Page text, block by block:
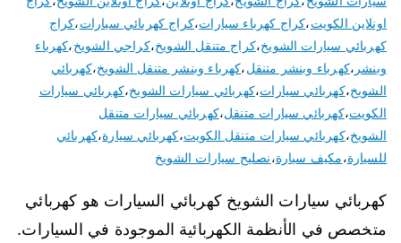
اونلاين الكويت،كراج كهرباء سيارات،كراج كهربائي سيارات،كراج
كهربائي سيارات الشويخ،كراج متنقل الشويخ،كراجي الشويخ،كهرباء
وبنشر ،كهرباء وبنشر متنقل،كهرباء وبنشر متنقل الشويخ،كهربائي
الشويخ،كهربائي سيارات،كهربائي سيارات الشويخ،كهربائي سيارات
الكويت،كهربائي سيارات متنقل،كهربائي سيارات متنقل
الشويخ،كهربائي سيارات متنقل الكويت،كهربائي سيارة،كهربائي
للسيارة،مكيف سيارة،نصليح سيارات الشويخ
كهربائي سيارات الشويخ كهربائي السيارات هو كهربائي
متخصص في الأنظمة الكهربائية الموجودة في السيارات.